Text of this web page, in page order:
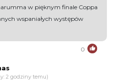
w pięknym finale Coppa
wspaniałych występów
0
2 godziny temu)